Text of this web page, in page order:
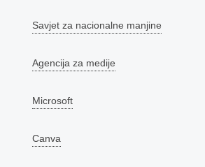
Savjet za nacionalne manjine
Agencija za medije
Microsoft
Canva